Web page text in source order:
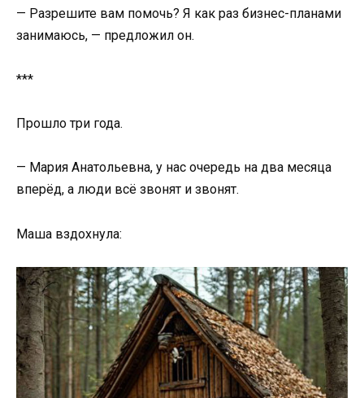
— Разрешите вам помочь? Я как раз бизнес-планами
занимаюсь, — предложил он.
***
Прошло три года.
— Мария Анатольевна, у нас очередь на два месяца
вперёд, а люди всё звонят и звонят.
Маша вздохнула: